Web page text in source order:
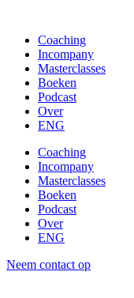
Coaching
Incompany
Masterclasses
Boeken
Podcast
Over
ENG
Coaching
Incompany
Masterclasses
Boeken
Podcast
Over
ENG
Neem contact op